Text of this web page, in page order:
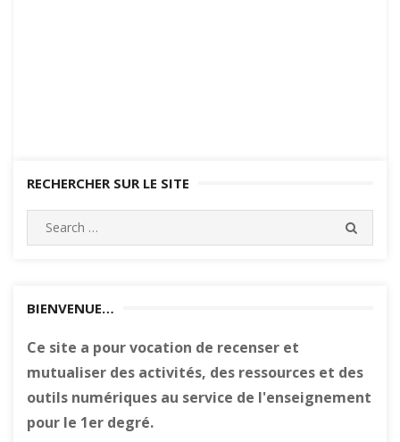
RECHERCHER SUR LE SITE
Search
for:
BIENVENUE…
Ce site a pour vocation de recenser et
mutualiser des activités, des ressources et des
outils numériques au service de l'enseignement
pour le 1er degré.